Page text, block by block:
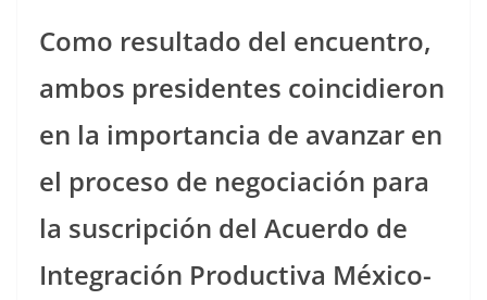
Como resultado del encuentro,
ambos presidentes coincidieron
en la importancia de avanzar en
el proceso de negociación para
la suscripción del Acuerdo de
Integración Productiva México-